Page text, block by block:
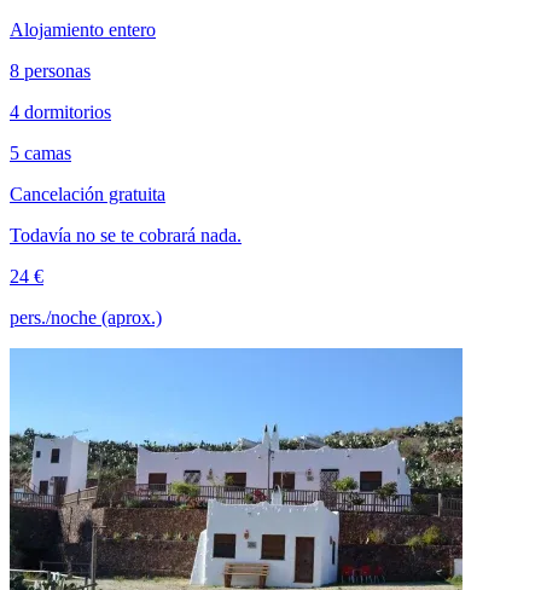
Alojamiento entero
8 personas
4 dormitorios
5 camas
Cancelación gratuita
Todavía no se te cobrará nada.
24 €
pers./noche (aprox.)